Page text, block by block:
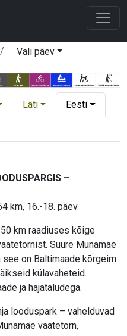
Vali päev
Läti Eesti
–
km, 16.-18. päev
km raadiuses kõige
Suure Munamäe
on Baltimaade kõrgeim
külavaheteid.
ja hajataludega.
looduspark – vahelduvad
vaatetorn,